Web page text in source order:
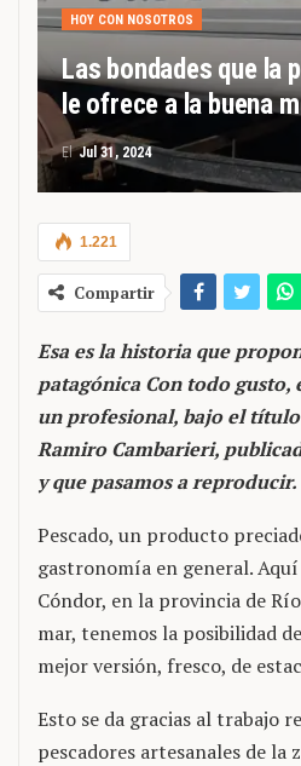
HOY CON NOSOTROS
Las bondades que la
le ofrece a la buena
ElJul 31, 2024
1.221
Compartir
Esa es la historia que
patagónica Con todo gusto,
un profesional, bajo el
Ramiro Cambarieri,
y que pasamos a reproducir.
Pescado, un producto
gastronomía en general.
Cóndor, en la provincia de
mar, tenemos la posibilidad
mejor versión, fresco, de
Esto se da gracias al trabajo
pescadores artesanales de la